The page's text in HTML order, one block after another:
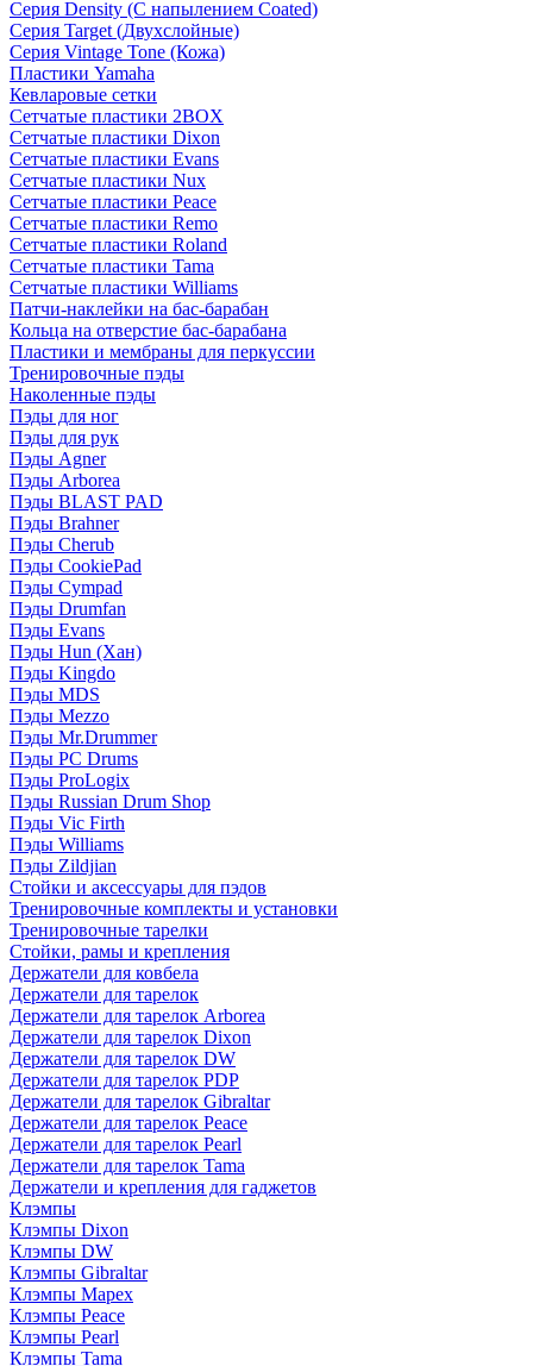
Серия Density (C напылением Coated)
Серия Target (Двухслойные)
Серия Vintage Tone (Кожа)
Пластики Yamaha
Кевларовые сетки
Сетчатые пластики 2BOX
Сетчатые пластики Dixon
Сетчатые пластики Evans
Сетчатые пластики Nux
Сетчатые пластики Peace
Сетчатые пластики Remo
Сетчатые пластики Roland
Сетчатые пластики Tama
Сетчатые пластики Williams
Патчи-наклейки на бас-барабан
Кольца на отверстие бас-барабана
Пластики и мембраны для перкуссии
Тренировочные пэды
Наколенные пэды
Пэды для ног
Пэды для рук
Пэды Agner
Пэды Arborea
Пэды BLAST PAD
Пэды Brahner
Пэды Cherub
Пэды CookiePad
Пэды Cympad
Пэды Drumfan
Пэды Evans
Пэды Hun (Хан)
Пэды Kingdo
Пэды MDS
Пэды Mezzo
Пэды Mr.Drummer
Пэды PC Drums
Пэды ProLogix
Пэды Russian Drum Shop
Пэды Vic Firth
Пэды Williams
Пэды Zildjian
Стойки и аксессуары для пэдов
Тренировочные комплекты и установки
Тренировочные тарелки
Стойки, рамы и крепления
Держатели для ковбела
Держатели для тарелок
Держатели для тарелок Arborea
Держатели для тарелок Dixon
Держатели для тарелок DW
Держатели для тарелок PDP
Держатели для тарелок Gibraltar
Держатели для тарелок Peace
Держатели для тарелок Pearl
Держатели для тарелок Tama
Держатели и крепления для гаджетов
Клэмпы
Клэмпы Dixon
Клэмпы DW
Клэмпы Gibraltar
Клэмпы Mapex
Клэмпы Peace
Клэмпы Pearl
Клэмпы Tama